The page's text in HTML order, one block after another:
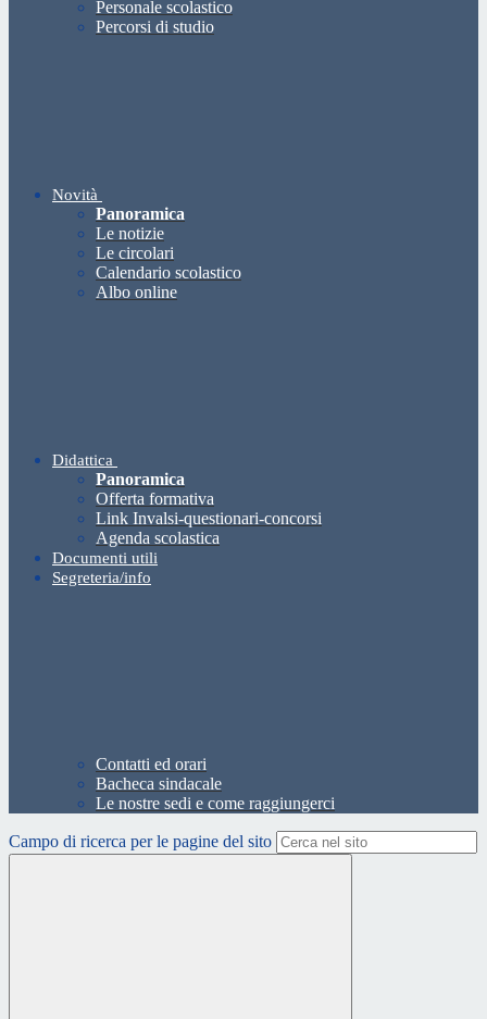
Personale scolastico
Percorsi di studio
Novità
Panoramica
Le notizie
Le circolari
Calendario scolastico
Albo online
Didattica
Panoramica
Offerta formativa
Link Invalsi-questionari-concorsi
Agenda scolastica
Documenti utili
Segreteria/info
Contatti ed orari
Bacheca sindacale
Le nostre sedi e come raggiungerci
Campo di ricerca per le pagine del sito